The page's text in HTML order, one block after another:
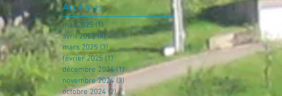
Archives
mai 2025 (1) 1 post
avril 2025 (4)4 posts
mars 2025 (3)3 posts
février 2025 (1)
décembre 2024 (1)1 post
novembre 2024 (3)
octobre 2024 (2)2 posts